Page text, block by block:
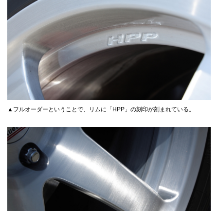
▲フルオーダーということで、リムに「HPP」の刻印が刻まれている。